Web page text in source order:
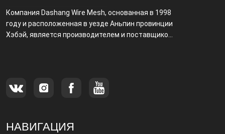
Компания Dashang Wire Mesh, основанная в 1998
году и расположенная в уезде Аньпин провинции
Хэбэй, является производителем и поставщиком,
НАВИГАЦИЯ